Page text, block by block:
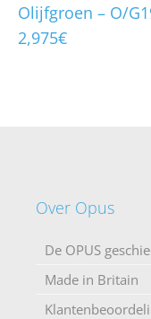
Olijfgroen – O/
2,975€
Over Opus
De OPUS
Made in Britain